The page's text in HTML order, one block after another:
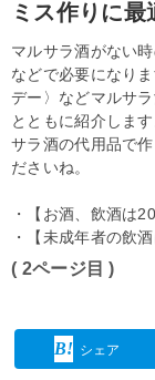
ミス作りに最
マルサラ酒がない
などで必要になり
デー〉などマルサ
とともに紹介しま
サラ酒の代用品で
ださいね。
・【お酒、飲酒は
・【未成年者の飲
( 2ページ目 )
シェア